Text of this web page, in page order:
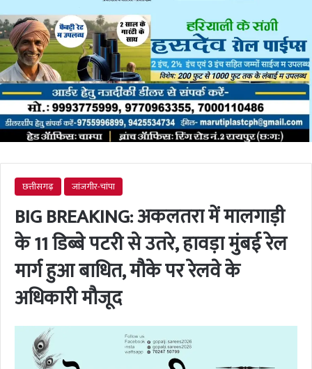
छत्तीसगढ़ जांजगीर-चांपा
BIG BREAKING: अकलतरा में मालगाड़ी
के 11 डिब्बे पटरी से उतरे, हावड़ा मुंबई रेल
मार्ग हुआ बाधित, मौके पर रेलवे के
अधिकारी मौजूद